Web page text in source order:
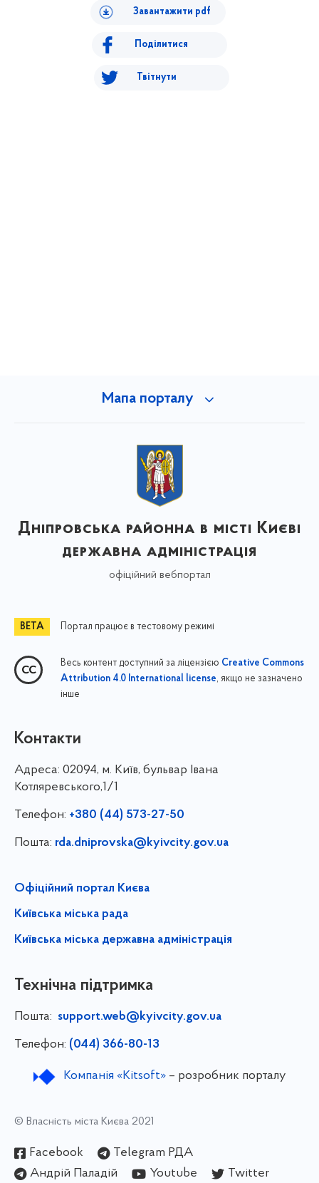
Завантажити pdf
Поділитися
Твітнути
Мапа порталу
Дніпровська районна в місті Києві
державна адміністрація
офіційний вебпортал
Портал працює в тестовому режимі
Весь контент доступний за ліцензією Creative Commons
Attribution 4.0 International license, якщо не зазначено
інше
Контакти
Адреса: 02094, м. Київ, бульвар Івана
Котляревського,1/1
Телефон: +380 (44) 573-27-50
Пошта: rda.dniprovska@kyivcity.gov.ua
Офіційний портал Києва
Київська міська рада
Київська міська державна адміністрація
Технічна підтримка
Пошта: support.web@kyivcity.gov.ua
Телефон: (044) 366-80-13
Компанія «Kitsoft»– розробник порталу
© Власність міста Києва 2021
Facebook
Telegram РДА
Андрій Паладій
Youtube Twitter